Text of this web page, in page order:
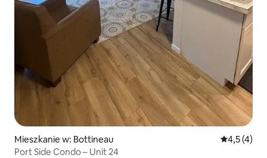
Mieszkanie w: Bottineau Średnia
4,5 (4)
Port Side Condo – Unit 24